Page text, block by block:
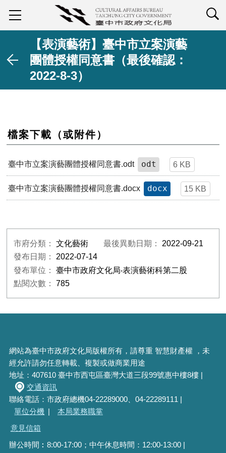
【表演藝術】臺中市立案演藝
團體授權同意書（最後確認：
2022-8-3）
檔案下載（或附件）
臺中市立案演藝團體授權同意書.odt odt 6 KB
臺中市立案演藝團體授權同意書.docx docx 15 KB
市府分類：文化藝術 最後異動日期： 2022-09-21
發布日期： 2022-07-14
發布單位：臺中市政府文化局‧表演藝術科第二股
點閱次數：785
網站為臺中市政府文化局版權所有，請尊重 智慧財產權 ，未
經允許請勿任意轉載、複製或做商業用途
地址：407610 臺中市西屯區臺灣大道三段99號惠中樓8樓 |
交通資訊
聯絡電話：市政府總機04-22289000、04-22289111 |
單位分機 |
本局業務職掌
意見信箱
辦公時間︰8:00-17:00；中午休息時間：12:00-13:00 |